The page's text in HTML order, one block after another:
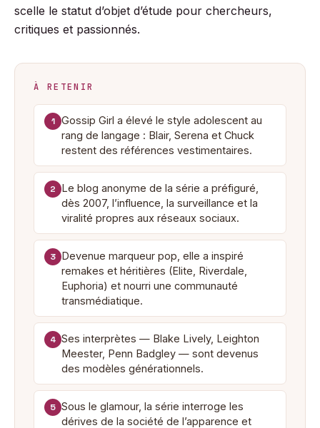
scelle le statut d’objet d’étude pour chercheurs,
critiques et passionnés.
À RETENIR
1 Gossip Girl a élevé le style adolescent au
rang de langage : Blair, Serena et Chuck
restent des références vestimentaires.
2
Le blog anonyme de la série a préfiguré,
dès 2007, l’influence, la surveillance et la
viralité propres aux réseaux sociaux.
3 Devenue marqueur pop, elle a inspiré
remakes et héritières (Elite, Riverdale,
Euphoria) et nourri une communauté
transmédiatique.
4 Ses interprètes — Blake Lively, Leighton
Meester, Penn Badgley — sont devenus
des modèles générationnels.
5 Sous le glamour, la série interroge les
dérives de la société de l’apparence et